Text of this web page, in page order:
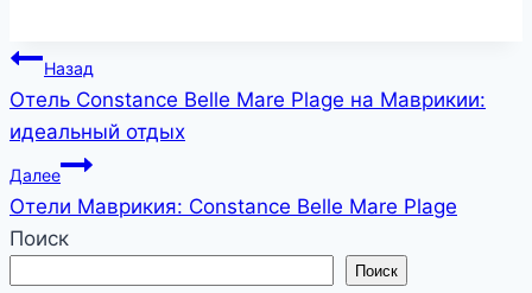
Навигация
по
записям
Назад
Отель Constance Belle Mare Plage на Маврикии:
идеальный отдых
Далее
Отели Маврикия: Constance Belle Mare Plage
Поиск
Поиск